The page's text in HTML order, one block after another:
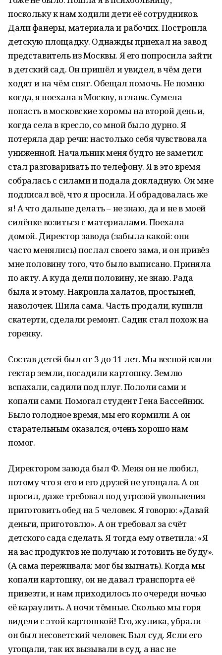
поскольку к нам ходили дети её сотрудников.
Дали фанеры, материала и рабочих. Построила
детскую площадку. Однажды приехал на завод
представитель из Москвы. Я его попросила зайти
в детский сад. Он пришёл и увидел, в чём дети
ходят и на чём спят. Обещал помочь. Не помню
когда, я поехала в Москву, в главк. Сумела
попасть в московские хоромы на второй день и,
когда села в кресло, со мной было дурно. Я
потеряла дар речи: настолько себя чувствовала
униженной. Начальник меня будто не заметил:
стал разговаривать по телефону. Я в это время
собралась с силами и подала докладную. Он мне
подписал всё, что я просила. И обрадовалась же
я! А что дальше делать – не знаю, да и не в моей
силёнке возиться с материалами. Поехала
домой. Директор завода (забыла какой: они
часто менялись) послал своего зама, и он привёз
мне половину того, что было выписано. Приняла
по акту. А куда дели половину, не знаю. Рада
была и этому. Накроила халатов, простыней,
наволочек. Шила сама. Часть продали, купили
скатерти, сделали ремонт. Садик стал похож на
горенку.
Состав детей был от 3 до 11 лет. Мы весной взяли
гектар земли, посадили картошку. Землю
вспахали, садили под плуг. Пололи сами и
копали сами. Помогал студент Гена Бассейник.
Было голодное время, мы его кормили. А он
старательным оказался, очень хорошо нам
помог.
Директором завода был Ф. Меня он не любил,
потому что я его и его друзей не угощала. А он
просил, даже требовал под угрозой увольнения
приготовить обед на 5 человек. Я говорю: «Давай
деньги, приготовлю». А он требовал за счёт
детского сада сделать. Я тогда ему ответила: «Я
на вас продуктов не получаю и готовить не буду».
(А сама переживала: мог бы выгнать). Когда мы
копали картошку, он не давал транспорта её
привезти, и нам приходилось по очереди ночью
её караулить. А ночи тёмные. Сколько мы горя
видели с этой картошкой! Его, жулика, убрали –
он был несоветский человек. Был суд. Ясли его
угощали, так их вызывали в суд, а нас не